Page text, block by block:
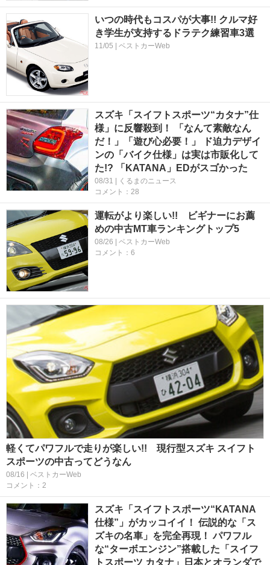
いつの時代もコスパが大事!! クルマ好
き学生が支持するドラテク練習車3選
11/05 | ベストカーWeb
スズキ「スイフトスポーツ“カタナ”仕
様」に反響殺到！ 「なんて素敵なん
だ！」「遊び心必要！」 ド迫力デザイ
ンの「バイク仕様」は実は市販化して
た!? 「KATANA」EDがスゴかった
08/31 | くるまのニュース
コメント：28
運転がより楽しい!! ビギナーにお薦
めの中古MT車ランキングトップ5
08/26 | ベストカーWeb
コメント：6
軽くてパワフルで走りが楽しい!! 現行型スズキ スイフト
スポーツの中古ってどうなん
08/16 | ベストカーWeb
コメント：2
スズキ「スイフトスポーツ“KATANA
仕様”」がカッコイイ！ 伝説的な「ス
ズキの名車」を完全再現！ パワフル
な“ターボエンジン”搭載した「スイフ
トスポーツ カタナ」日本とオランダで